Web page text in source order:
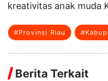
kreativitas anak muda
#Provinsi Riau
Berita Terkait